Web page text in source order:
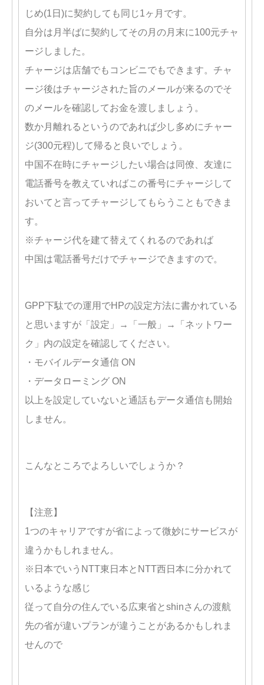
じめ(1日)に契約しても同じ1ヶ月です。
自分は月半ばに契約してその月の月末に100元チャ
ージしました。
チャージは店舗でもコンビニでもできます。チャ
ージ後はチャージされた旨のメールが来るのでそ
のメールを確認してお金を渡しましょう。
数か月離れるというのであれば少し多めにチャー
ジ(300元程)して帰ると良いでしょう。
中国不在時にチャージしたい場合は同僚、友達に
電話番号を教えていればこの番号にチャージして
おいてと言ってチャージしてもらうこともできま
す。
※チャージ代を建て替えてくれるのであれば
中国は電話番号だけでチャージできますので。
GPP下駄での運用でHPの設定方法に書かれている
と思いますが「設定」→「一般」→「ネットワー
ク」内の設定を確認してください。
・モバイルデータ通信 ON
・データローミング ON
以上を設定していないと通話もデータ通信も開始
しません。
こんなところでよろしいでしょうか？
【注意】
1つのキャリアですが省によって微妙にサービスが
違うかもしれません。
※日本でいうNTT東日本とNTT西日本に分かれて
いるような感じ
従って自分の住んでいる広東省とshinさんの渡航
先の省が違いプランが違うことがあるかもしれま
せんので